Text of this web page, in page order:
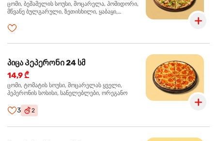
ცომი, ბეშამელის სოუსი, მოცარელა, პომიდორი,
მწვანე ბულგარული, ზეთისხილი, ყაბაყი,
ორეგანო
პიცა Პეპერონი 24 სმ
14,9 ₾
ცომი, ტომატის სოუსი, მოცარელას ყველი,
პეპერონის სოსისი, სანელებლები, ორეგანო
3 2